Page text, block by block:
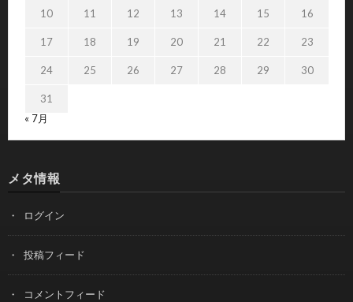
10 11 12 13 14 15 16
17 18 19 20 21 22 23
24 25 26 27 28 29 30
31
« 7月
メタ情報
ログイン
投稿フィード
コメントフィード